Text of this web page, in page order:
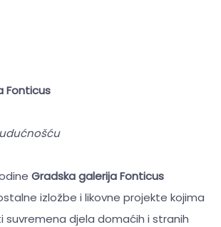
Fonticus
Gradska galerija Fonticus
izložbe i likovne projekte kojima
suvremena djela domaćih i stranih